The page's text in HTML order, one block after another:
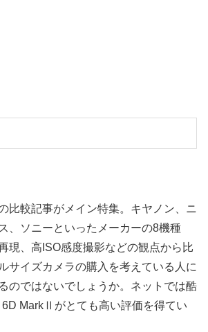
比較記事がメイン特集。キヤノン、ニ
、ソニーといったメーカーの8機種
現、高ISO感度撮影などの観点から比
サイズカメラの購入を考えている人に
のではないでしょうか。ネットでは酷
MarkⅡがとても高い評価を得てい